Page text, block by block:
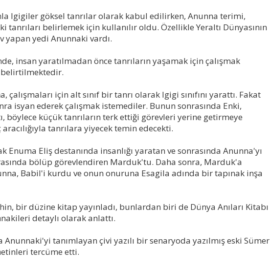
Igigiler göksel tanrılar olarak kabul edilirken, Anunna terimi,
tanrıları belirlemek için kullanılır oldu. Özellikle Yeraltı Dünyasının
yapan yedi Anunnaki vardı.
insan yaratılmadan önce tanrıların yaşamak için çalışmak
belirtilmektedir.
çalışmaları için alt sınıf bir tanrı olarak Igigi sınıfını yarattı. Fakat
isyan ederek çalışmak istemediler. Bunun sonrasında Enki,
böylece küçük tanrıların terk ettiği görevleri yerine getirmeye
tanrılara yiyecek temin edecekti.
Enuma Eliş destanında insanlığı yaratan ve sonrasında Anunna'yı
bölüp görevlendiren Marduk'tu. Daha sonra, Marduk'a
Babil'i kurdu ve onun onuruna Esagila adında bir tapınak inşa
bir düzine kitap yayınladı, bunlardan biri de Dünya Anıları Kitabı
detaylı olarak anlattı.
tanımlayan çivi yazılı bir senaryoda yazılmış eski Sümer
tercüme etti.